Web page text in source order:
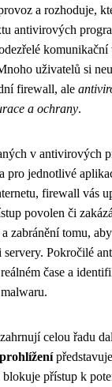
a rozhoduje,
antivirových
uživatelů si
firewall, ale
a ochrany.
v antivirových
pro jednotlivé
firewall vás
povolen či
zabránění tomu,
Pokročilé
čase a
celou řadu
přístup k